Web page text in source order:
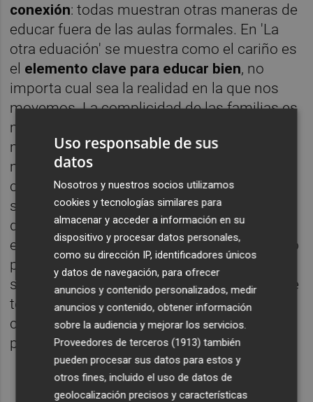
conexión: todas muestran otras maneras de
educar fuera de las aulas formales. En 'La
otra eduación' se muestra como el cariño es
el elemento clave para educar bien, no
importa cual sea la realidad en la que nos
movemos. La complicidad de las familias es
muy importante y se concreta de muchas
maneras. Perono hay dos familias iguales
muchos niños viven en circunstancias
complejas que hacen que su educación se
salga del estereotipo habitual. “Este
documental permite explorar algunas de
esas realidades, buscando cuál es el secreto
para lograr que cada niño saque lo mejor de
sí mismo, aprenda a afrontar su vida y, sobre
todo, sea feliz”, comenta Carmen Pellicer,
codirectora y coguionista de este, su último
proyecto audiovisual.
Uso responsable de sus
datos
Nosotros y nuestros socios utilizamos
cookies y tecnologías similares para
almacenar y acceder a información en su
dispositivo y procesar datos personales,
como su dirección IP, identificadores únicos
y datos de navegación, para ofrecer
anuncios y contenido personalizados, medir
anuncios y contenido, obtener información
sobre la audiencia y mejorar los servicios.
Proveedores de terceros (1913) también
pueden procesar sus datos para estos y
otros fines, incluido el uso de datos de
geolocalización precisos y características